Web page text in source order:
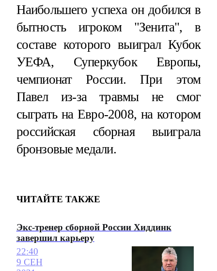
Наибольшего успеха он добился в
бытность игроком "Зенита", в
составе которого выиграл Кубок
УЕФА, Суперкубок Европы,
чемпионат России. При этом
Павел из-за травмы не смог
сыграть на Евро-2008, на котором
российская сборная выиграла
бронзовые медали.
ЧИТАЙТЕ ТАКЖЕ
Экс-тренер сборной России Хиддинк
завершил карьеру
22:40
9 СЕН